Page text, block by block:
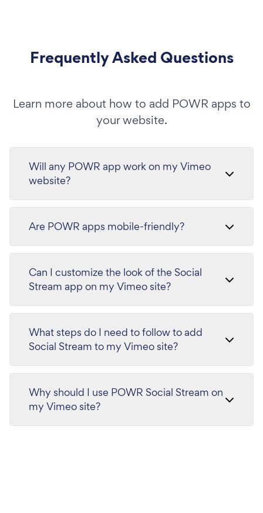
Frequently Asked Questions
Learn more about how to add POWR apps to
your website.
Will any POWR app work on my Vimeo
website?
Are POWR apps mobile-friendly?
Can I customize the look of the Social
Stream app on my Vimeo site?
What steps do I need to follow to add
Social Stream to my Vimeo site?
Why should I use POWR Social Stream on
my Vimeo site?